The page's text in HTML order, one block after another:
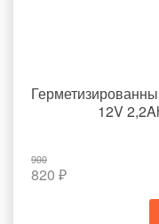
12V
900
820 ₽